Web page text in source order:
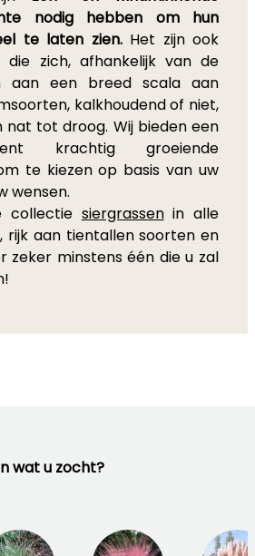
nodig hebben om hun
te laten zien.Het zijn ook
die zich, afhankelijk van de
aan een breed scala aan
kalkhoudend of niet,
nat tot droog. Wij bieden een
krachtig groeiende
te kiezen op basis van uw
wensen.
collectie siergrassenin alle
rijk aan tientallen soorten en
zeker minstens één die u zal
wat u zocht?